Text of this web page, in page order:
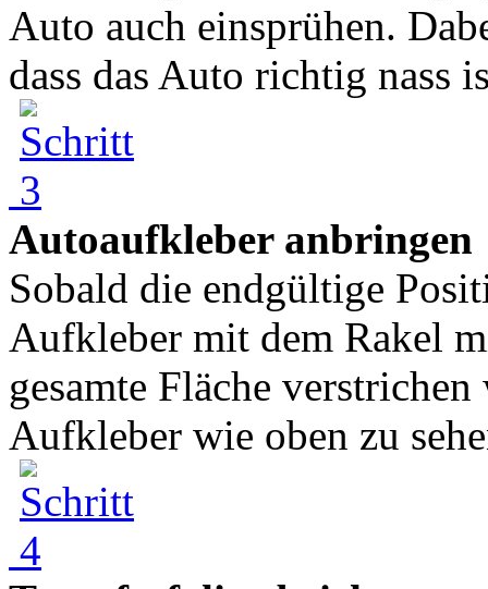
Auto auch einsprühen.
dass das Auto richtig nass
Autoaufkleber anbringen
Sobald die endgültige
Aufkleber mit dem Rakel
gesamte Fläche
Aufkleber wie oben zu